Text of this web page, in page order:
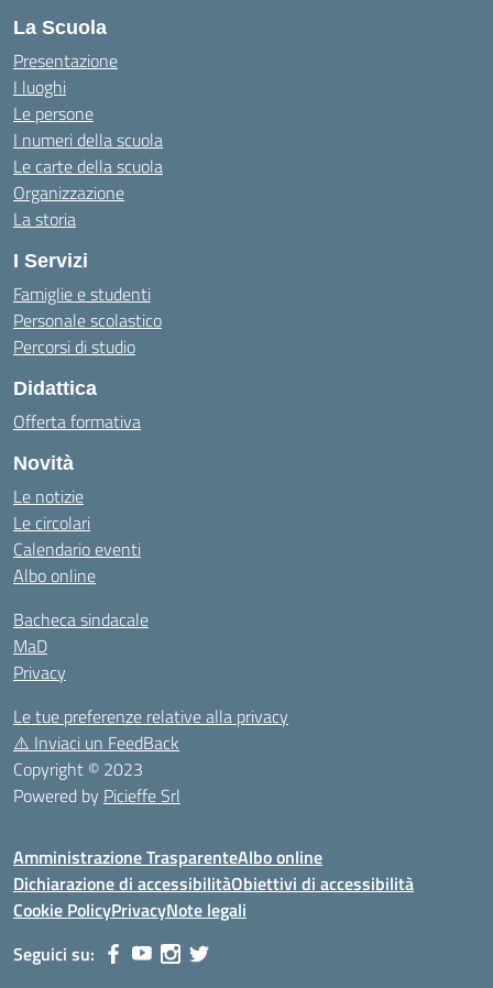
La Scuola
Presentazione
I luoghi
Le persone
I numeri della scuola
Le carte della scuola
Organizzazione
La storia
I Servizi
Famiglie e studenti
Personale scolastico
Percorsi di studio
Didattica
Offerta formativa
Novità
Le notizie
Le circolari
Calendario eventi
Albo online
Bacheca sindacale
MaD
Privacy
Le tue preferenze relative alla privacy
⚠️ Inviaci un FeedBack
Copyright © 2023
Powered by Picieffe Srl
Amministrazione TrasparenteAlbo online
Dichiarazione di accessibilitàObiettivi di accessibilità
Cookie PolicyPrivacyNote legali
Seguici su: